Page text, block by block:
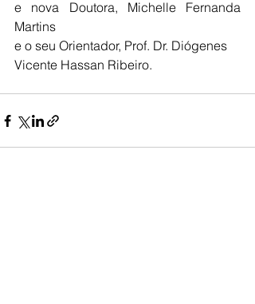
e nova Doutora, Michelle Fernanda
Martins
e o seu Orientador, Prof. Dr. Diógenes
Vicente Hassan Ribeiro.